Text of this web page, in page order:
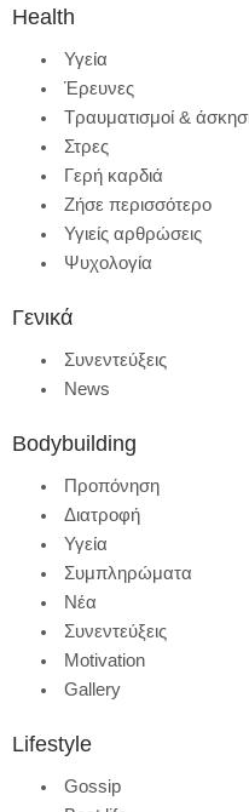
Health
Υγεία
Έρευνες
Τραυματισμοί &
Στρες
Γερή καρδιά
Ζήσε περισσότερο
Υγιείς αρθρώσεις
Ψυχολογία
Γενικά
Συνεντεύξεις
News
Bodybuilding
Προπόνηση
Διατροφή
Υγεία
Συμπληρώματα
Νέα
Συνεντεύξεις
Motivation
Gallery
Lifestyle
Gossip